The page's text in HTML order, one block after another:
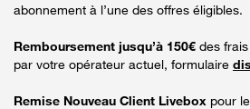
abonnement à l’une des offres éligibles.
Remboursement jusqu’à 150€ des
par votre opérateur actuel, formulaire
Remise Nouveau Client Livebox pour